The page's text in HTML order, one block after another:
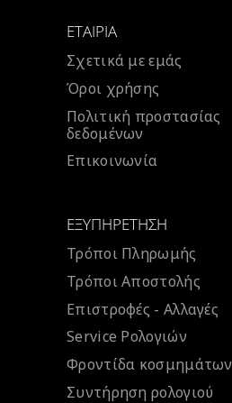
ΕΤΑΙΡΊΑ
Σχετικά με εμάς
Όροι χρήσης
Πολιτική προστασίας
δεδομένων
Επικοινωνία
ΕΞΥΠΗΡΈΤΗΣΗ
Τρόποι Πληρωμής
Τρόποι Αποστολής
Επιστροφές - Αλλαγές
Service Ρολογιών
Φροντίδα κοσμημάτων
Συντήρηση ρολογιού